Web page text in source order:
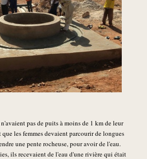
pas de puits à moins de 1 km de leur
les femmes devaient parcourir de longues
une pente rocheuse, pour avoir de l'eau.
ils recevaient de l'eau d'une rivière qui était